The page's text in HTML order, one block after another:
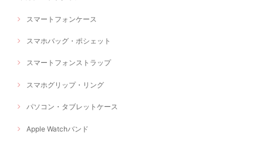
スマートフォンケース
スマホバッグ・ポシェット
スマートフォンストラップ
スマホグリップ・リング
パソコン・タブレットケース
Apple Watchバンド